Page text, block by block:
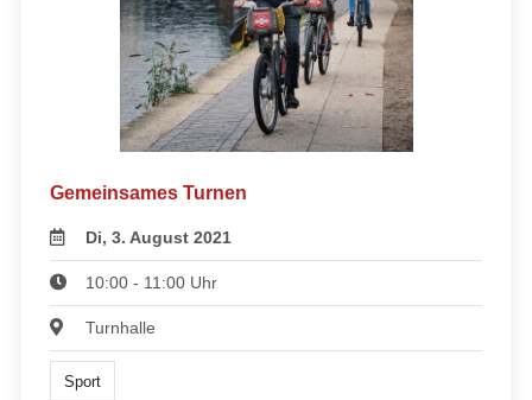
Gemeinsames Turnen
Di, 3. August 2021
10:00 - 11:00 Uhr
Turnhalle
Sport